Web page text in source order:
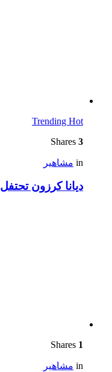
Trending Hot
3
in مشاهير
ديانا كرزون
1
in مشاهير